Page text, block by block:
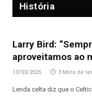
História
Larry Bird:
aproveitamos ao
10/03/2025 3 Mins de
Lenda celta diz que o